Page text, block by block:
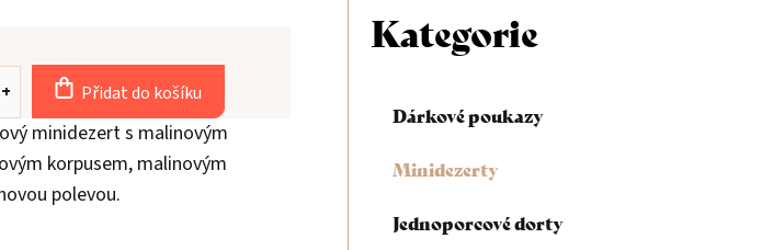
oPřeskočit
kategorie
Kategorie
Dárkové poukazy
Minidezerty
Jednoporcové dorty
Přidat do košíku
minidezert s malinovým
korpusem, malinovým
polevou.